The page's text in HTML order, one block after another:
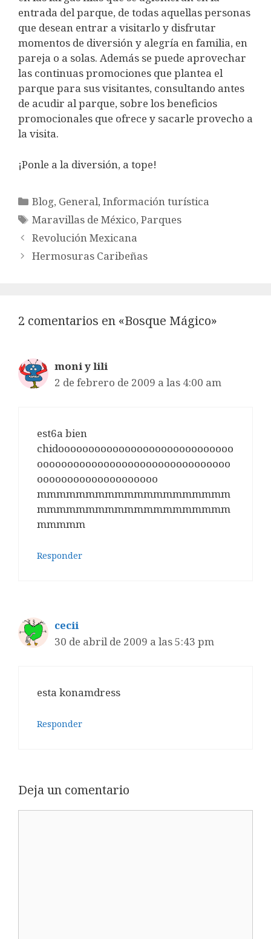
entrada del parque, de todas aquellas personas
que desean entrar a visitarlo y disfrutar
momentos de diversión y alegría en familia, en
pareja o a solas. Además se puede aprovechar
las continuas promociones que plantea el
parque para sus visitantes, consultando antes
de acudir al parque, sobre los beneficios
promocionales que ofrece y sacarle provecho a
la visita.
¡Ponle a la diversión, a tope!
Categorías
Blog, General,Información turística
Etiquetas
Maravillas de México,Parques
Revolución Mexicana
Hermosuras Caribeñas
2 comentarios en «Bosque Mágico»
moni y lili
2 de febrero de 2009 a las 4:00 am
est6a bien
chidooooooooooooooooooooooooooooo
oooooooooooooooooooooooooooooooo
oooooooooooooooooooo
mmmmmmmmmmmmmmmmmmmm
mmmmmmmmmmmmmmmmmmmm
mmmmm
Responder
cecii
30 de abril de 2009 a las 5:43 pm
esta konamdress
Responder
Deja un comentario